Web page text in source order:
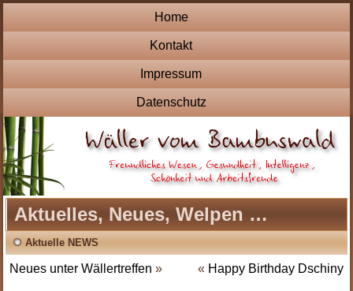
Home
Kontakt
Impressum
Datenschutz
Aktuelles, Neues, Welpen …
Aktuelle NEWS
Neues unter Wällertreffen » « Happy Birthday Dschiny